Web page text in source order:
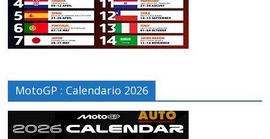
MotoGP : Calendario 2026